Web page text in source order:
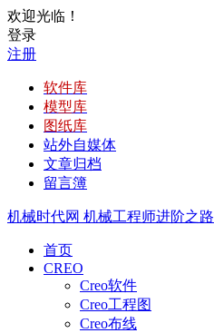
欢迎光临！
登录
注册
软件库
模型库
图纸库
站外自媒体
文章归档
留言簿
机械时代网 机械工程师进阶之路
首页
CREO
Creo软件
Creo工程图
Creo布线